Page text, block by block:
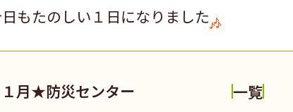
もたのしい１日になりました
１月★防災センター 一覧